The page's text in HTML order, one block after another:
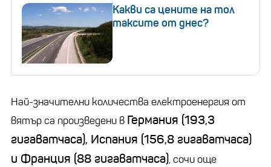
Какви са цените на тол
таксите от днес?
Най-значителни количества електроенергия от
вятър са произведени в Германия (193,3
гигаватчаса), Испания (156,8 гигаватчаса)
и Франция (88 гигаватчаса), сочи още